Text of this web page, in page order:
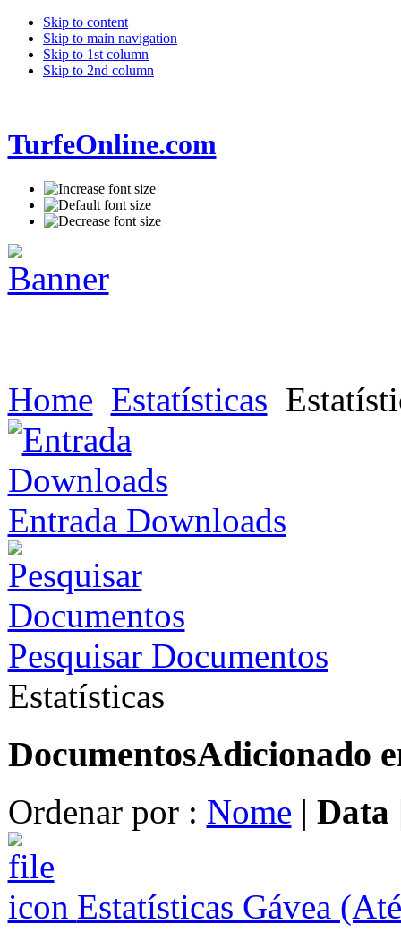
Skip to content
Skip to main navigation
Skip to 1st column
Skip to 2nd column
TurfeOnline.com
Home Estatísticas
Entrada Downloads
Pesquisar Documentos
Estatísticas
DocumentosAdicionado
Ordenar por : Nome | Data
Estatísticas Gávea